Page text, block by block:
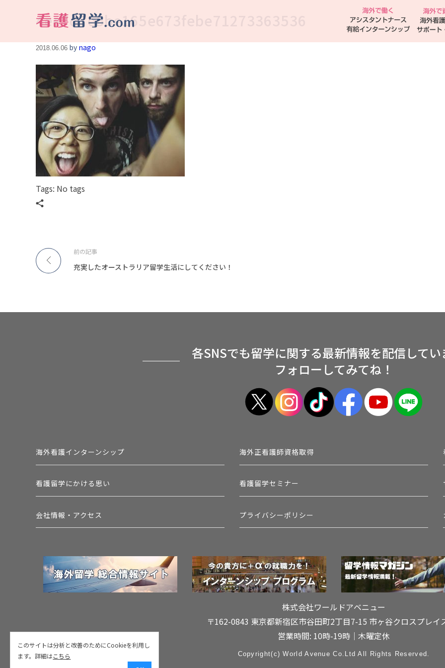
このサイトは分析と改善のためにCookieを利用し
ます。詳細はこちら
看護留学.com
World Avenueは海外就職、 永住を目指す看護留学をサポートします !
4ee7d7e5be165e673febe71273363536
2018.06.06 by nago
Tags: No tags
前の記事
充実したオーストラリア留学生活にしてください！
各SNSでも留学に関する最新情報を配信してい
フォローしてみてね！
海外看護インターンシップ
看護留学にかける思い
会社情報・アクセス
海外正看護師資格取得
看護留学セミナー
プライバシーポリシー
株式会社ワールドアベニュー
〒162-0843 東京都新宿区市谷田町2丁目7-15 市ヶ谷クロスプレイ
営業時間: 10時-19時｜木曜定休
Copyright(c) World Avenue Co.Ltd All Rights Reserved.